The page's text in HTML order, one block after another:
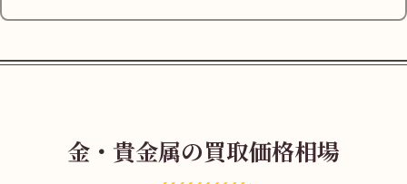
金・貴金属の買取価格相場